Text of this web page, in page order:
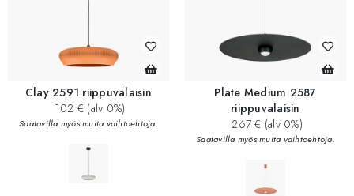
Clay 2591 riippuvalaisin
102 € (alv 0%)
Saatavilla myös muita vaihtoehtoja.
Plate Medium 2587
riippuvalaisin
267 € (alv 0%)
Saatavilla myös muita vaihtoehtoja.